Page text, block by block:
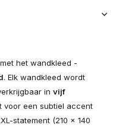
het wandkleed -
. Elk wandkleed wordt
in vijf
voor een subtiel accent
statement (210 × 140